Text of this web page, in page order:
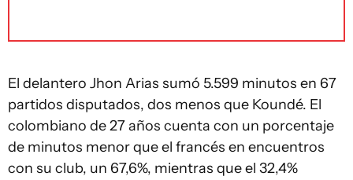
El delantero Jhon Arias sumó 5.599 minutos en 67
partidos disputados, dos menos que Koundé. El
colombiano de 27 años cuenta con un porcentaje
de minutos menor que el francés en encuentros
con su club, un 67,6%, mientras que el 32,4%